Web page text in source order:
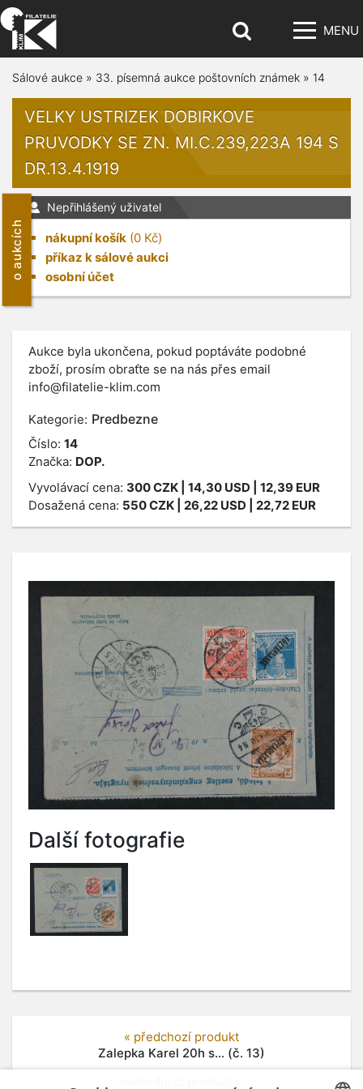
MENU
o aukcích
Sálové aukce » 33. písemná aukce poštovních známek » 14
VELKY USTRIZEK DOBIRKOVE
PRUVODKY SE ZN. MI.C.239,223A 194 S
DR.13.4.1919
Nepřihlášený uživatel
nákupní košík (0 Kč)
příkaz k sálové aukci
osobní účet
Aukce byla ukončena, pokud poptáváte podobné
zboží, prosím obraťte se na nás přes email
info@filatelie-klim.com
Kategorie: Predbezne
Číslo: 14
Značka: DOP.
Vyvolávací cena: 300CZK | 14,30 USD | 12,39 EUR
Dosažená cena: 550CZK | 26,22 USD | 22,72 EUR
Další fotografie
« předchozí produkt
Zalepka Karel 20h s... (č. 13)